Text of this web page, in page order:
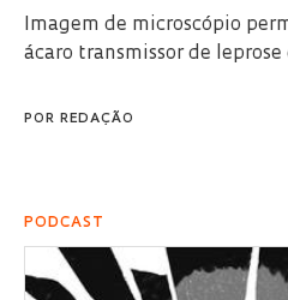
Imagem de microscópio
ácaro transmissor de leprose
POR REDAÇÃO
PODCAST